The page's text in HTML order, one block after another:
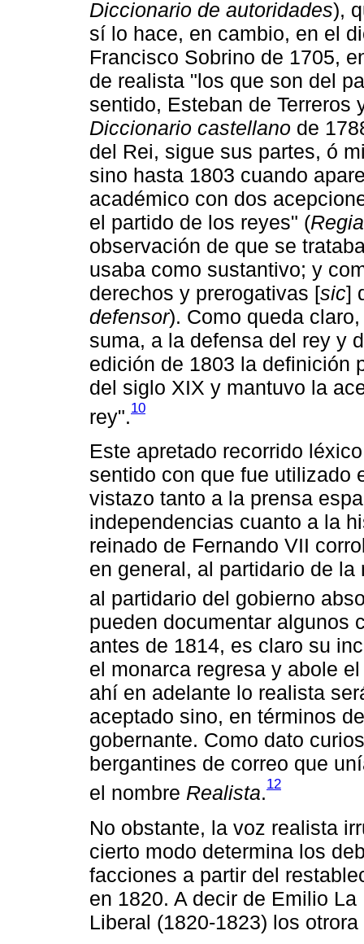
Diccionario de autoridades),
sí lo hace, en cambio, en el
Francisco Sobrino de 1705,
de realista "los que son del
sentido, Esteban de Terreros
Diccionario castellano de
del Rei, sigue sus partes, ó
sino hasta 1803 cuando
académico con dos
el partido de los reyes" (
observación de que se
usaba como sustantivo; y
derechos y prerogativas [sic]
defensor). Como queda
suma, a la defensa del rey y
edición de 1803 la definición
del siglo XIX y mantuvo la
rey".10
Este apretado recorrido
sentido con que fue utilizado
vistazo tanto a la prensa
independencias cuanto a la
reinado de Fernando VII
en general, al partidario de
al partidario del gobierno
pueden documentar algunos
antes de 1814, es claro su
el monarca regresa y abole
ahí en adelante lo realista
aceptado sino, en términos
gobernante. Como dato
bergantines de correo que
el nombre Realista.12
No obstante, la voz realista
cierto modo determina los
facciones a partir del
en 1820. A decir de Emilio
Liberal (1820-1823) los